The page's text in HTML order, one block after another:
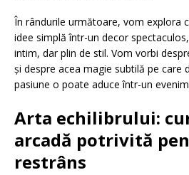
În rândurile următoare, vom explora
idee simplă într-un decor
intim, dar plin de stil. Vom vorbi
și despre acea magie subtilă pe care
pasiune o poate aduce într-un
Arta echilibrului:
arcadă potrivită
restrâns